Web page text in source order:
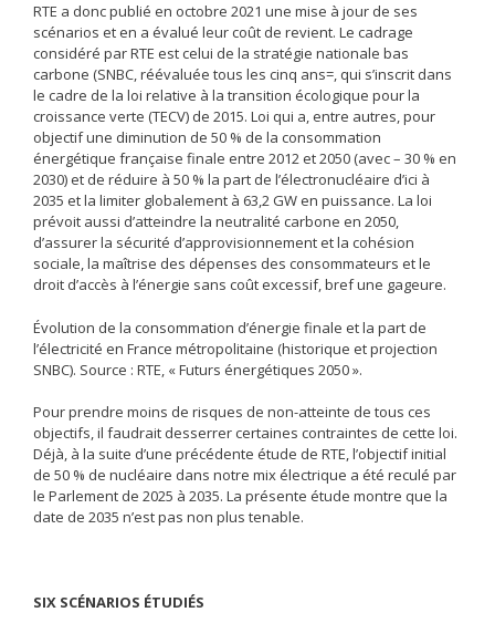
RTE a donc publié en octobre 2021 une mise à jour de ses
scénarios et en a évalué leur coût de revient. Le cadrage
considéré par RTE est celui de la stratégie nationale bas
carbone (SNBC, réévaluée tous les cinq ans=, qui s’inscrit dans
le cadre de la loi relative à la transition écologique pour la
croissance verte (TECV) de 2015. Loi qui a, entre autres, pour
objectif une diminution de 50 % de la consommation
énergétique française finale entre 2012 et 2050 (avec – 30 % en
2030) et de réduire à 50 % la part de l’électronucléaire d’ici à
2035 et la limiter globalement à 63,2 GW en puissance. La loi
prévoit aussi d’atteindre la neutralité carbone en 2050,
d’assurer la sécurité d’approvisionnement et la cohésion
sociale, la maîtrise des dépenses des consommateurs et le
droit d’accès à l’énergie sans coût excessif, bref une gageure.
Évolution de la consommation d’énergie finale et la part de
l’électricité en France métropolitaine (historique et projection
SNBC). Source : RTE, « Futurs énergétiques 2050 ».
Pour prendre moins de risques de non-atteinte de tous ces
objectifs, il faudrait desserrer certaines contraintes de cette loi.
Déjà, à la suite d’une précédente étude de RTE, l’objectif initial
de 50 % de nucléaire dans notre mix électrique a été reculé par
le Parlement de 2025 à 2035. La présente étude montre que la
date de 2035 n’est pas non plus tenable.
SIX SCÉNARIOS ÉTUDIÉS